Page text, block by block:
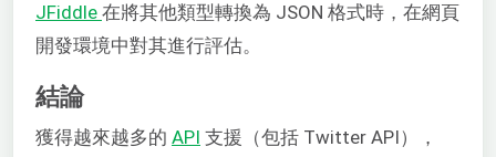
JFiddle 在將其他類型轉換為 JSON 格式時，在網頁
開發環境中對其進行評估。
結論
獲得越來越多的 API 支援（包括 Twitter API），